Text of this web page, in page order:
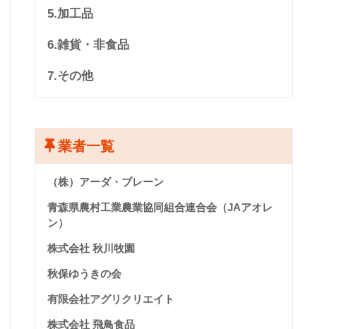
5.加工品
6.雑貨・非食品
7.その他
業者一覧
（株）アーダ・ブレーン
青森県農村工業農業協同組合連合会（JAアオレ
ン）
株式会社 秋川牧園
秋保ゆうきの会
有限会社アグリクリエイト
株式会社 飛鳥食品